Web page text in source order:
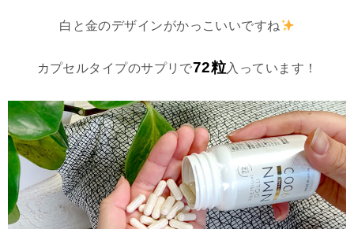
白と金のデザインがかっこいいですね
カプセルタイプのサプリで72粒入っています！